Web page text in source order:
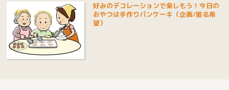
好みのデコレーションで楽しもう！今日の
おやつは手作りパンケーキ（企画/匿名希
望）